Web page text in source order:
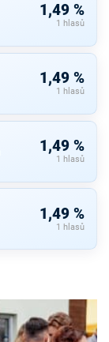
1,49 %
1 hlasů
1,49 %
1 hlasů
1,49 %
1 hlasů
1,49 %
1 hlasů